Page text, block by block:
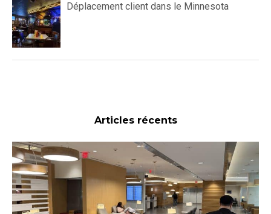
Déplacement client dans le Minnesota
Articles récents